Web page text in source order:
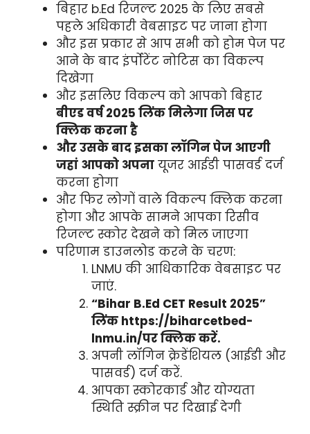
बिहार b.Ed रिजल्ट 2025 के लिए सबसे
पहले अधिकारी वेबसाइट पर जाना होगा
और इस प्रकार से आप सभी को होम पेज पर
आने के बाद इंर्पोटेंट नोटिस का विकल्प
दिखेगा
और इसलिए विकल्प को आपको बिहार
बीएड वर्ष 2025 लिंक मिलेगा जिस पर
क्लिक करना है
और उसके बाद इसका लॉगिन पेज आएगी
जहां आपको अपना यूजर आईडी पासवर्ड दर्ज
करना होगा
और फिर लोगों वाले विकल्प क्लिक करना
होगा और आपके सामने आपका रिसीव
रिजल्ट स्कोर देखने को मिल जाएगा
परिणाम डाउनलोड करने के चरण:
LNMU की आधिकारिक वेबसाइट पर
जाएं.
“Bihar B.Ed CET Result 2025”
लिंक https://biharcetbed-
lnmu.in/पर क्लिक करें.
अपनी लॉगिन क्रेडेंशियल (आईडी और
पासवर्ड) दर्ज करें.
आपका स्कोरकार्ड और योग्यता
स्थिति स्क्रीन पर दिखाई देगी